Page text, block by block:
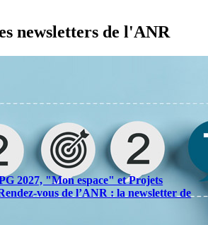
newsletters de l'ANR
2027, "Mon espace" et Projets
vous de l’ANR : la newsletter de